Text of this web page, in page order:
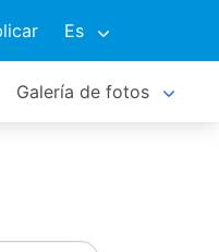
Es
Galería de fotos